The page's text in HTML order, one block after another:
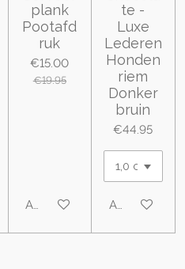
plank
Pootafd
ruk
€15.00
€19.95
Add to cart
te -
Luxe
Lederen
Honden
riem
Donker
bruin
€44.95
Add to cart